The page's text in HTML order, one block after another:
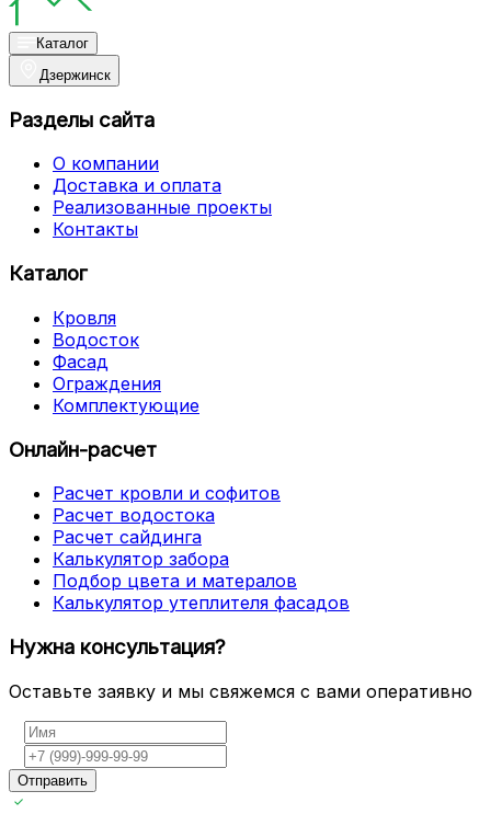
Каталог
Дзержинск
Разделы сайта
О компании
Доставка и оплата
Реализованные проекты
Контакты
Каталог
Кровля
Водосток
Фасад
Ограждения
Комплектующие
Онлайн-расчет
Расчет кровли и софитов
Расчет водостока
Расчет сайдинга
Калькулятор забора
Подбор цвета и матералов
Калькулятор утеплителя фасадов
Нужна консультация?
Оставьте заявку и мы свяжемся с вами оперативно
Отправить